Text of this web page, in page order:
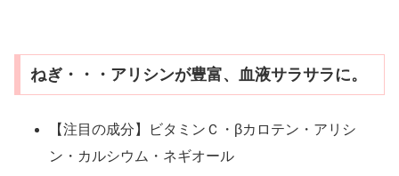
ねぎ・・・アリシンが豊富、血液サラサラに。
【注目の成分】ビタミンＣ・βカロテン・アリシ
ン・カルシウム・ネギオール